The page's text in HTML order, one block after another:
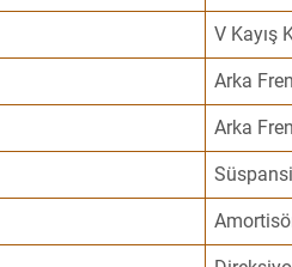
V Kayış
Arka
Arka